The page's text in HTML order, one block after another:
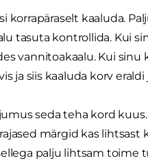
korrapäraselt kaaluda.
tasuta kontrollida. Kui
vannitoakaalu. Kui sinu
ja siis kaaluda korv
seda teha kord
märgid kas
palju lihtsam toime